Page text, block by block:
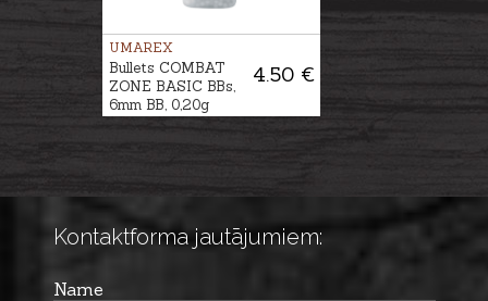
UMAREX
4.50 €
Bullets COMBAT
ZONE BASIC BBs,
6mm BB, 0,20g
Kontaktforma jautājumiem:
Name